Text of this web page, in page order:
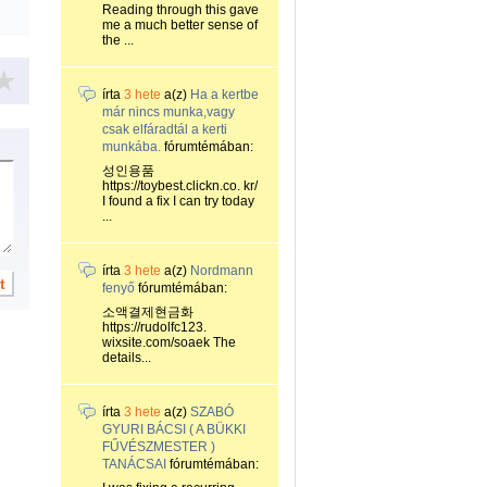
Reading through this gave
me a much better sense of
the ...
írta 3 hete a(z) Ha a kertbe
már nincs munka,vagy
csak elfáradtál a kerti
munkába. fórumtémában:
성인용품
https://toybest.clickn.co. kr/
I found a fix I can try today
...
írta 3 hete a(z) Nordmann
fenyő fórumtémában:
소액결제현금화
https://rudolfc123.
wixsite.com/soaek The
details...
írta 3 hete a(z) SZABÓ
GYURI BÁCSI ( A BÜKKI
FŰVÉSZMESTER )
TANÁCSAI fórumtémában: